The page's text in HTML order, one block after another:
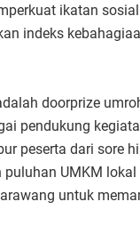
ikatan
indeks
doorprize
pendukung
peserta dari sore
UMKM
untuk